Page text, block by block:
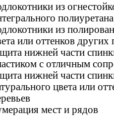
из
из
или оттенков других
нижней части
с отличным
нижней части
цвета или
мест и рядов